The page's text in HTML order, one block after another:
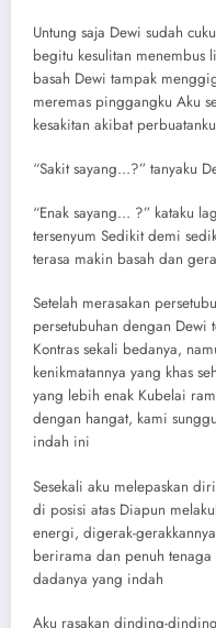
Untung saja Dewi sudah
begitu kesulitan menembus
basah Dewi tampak
meremas pinggangku Aku
kesakitan akibat
“Sakit sayang…?” tanyaku
“Enak sayang… ?” kataku
tersenyum Sedikit demi
terasa makin basah dan
Setelah merasakan
persetubuhan dengan
Kontras sekali bedanya,
kenikmatannya yang khas
yang lebih enak Kubelai
dengan hangat, kami
indah ini
Sesekali aku melepaskan
di posisi atas Diapun
energi, digerak-
berirama dan penuh tenaga
dadanya yang indah
Aku rasakan dinding-